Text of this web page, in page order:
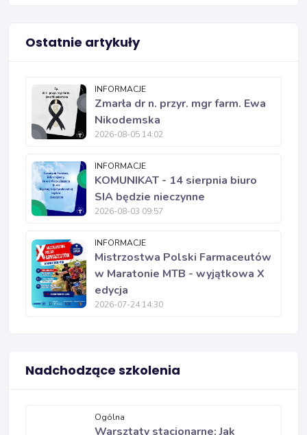
Ostatnie artykuły
INFORMACJE
Zmarła dr n. przyr. mgr farm. Ewa
Nikodemska
2026-08-05 14:02
INFORMACJE
KOMUNIKAT - 14 sierpnia biuro
SIA będzie nieczynne
2026-08-03 09:57
INFORMACJE
Mistrzostwa Polski Farmaceutów
w Maratonie MTB - wyjątkowa X
edycja
2026-07-24 14:30
Nadchodzące szkolenia
Ogólna
Warsztaty stacjonarne: Jak